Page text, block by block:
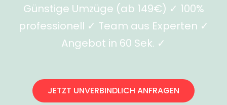
Günstige Umzüge (ab 149€) ✓ 100%
professionell ✓ Team aus Experten ✓
Angebot in 60 Sek. ✓
JETZT UNVERBINDLICH ANFRAGEN